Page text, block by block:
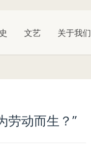
文艺 关于我们
劳动而生？”